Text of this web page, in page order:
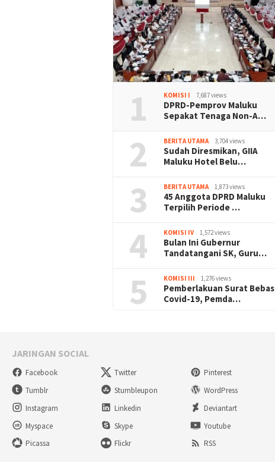
1 KOMISI I 7,687 views
DPRD-Pemprov Maluku
Sepakat Tenaga Non-A…
2 BERITA UTAMA 3,704 views
Sudah Diresmikan, GIIA
Maluku Hotel Belu…
3 BERITA UTAMA 1,873 views
45 Anggota DPRD Maluku
Terpilih Periode …
4 KOMISI IV 1,572 views
Bulan Ini Gubernur
Tandatangani SK, Guru…
5 KOMISI III 1,276 views
Pemberlakuan Surat Bebas
Covid-19, Pemda…
JARINGAN SOCIAL
Facebook Twitter
Pinterest
Tumblr
Stumbleupon
WordPress
Instagram
Linkedin
Deviantart
Myspace
Skype
Youtube
Picassa
Flickr RSS